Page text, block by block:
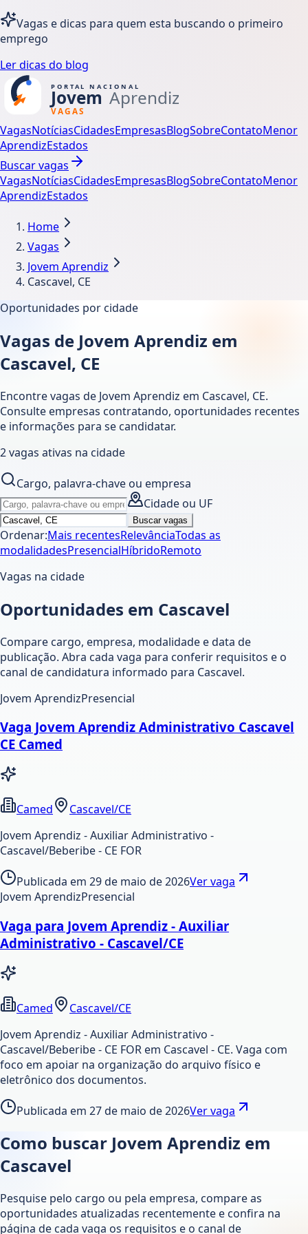
Vagas e dicas para quem esta buscando o primeiro
emprego
Ler dicas do blog
VagasNotíciasCidadesEmpresasBlogSobreContatoMenor
AprendizEstados
Buscar vagas
VagasNotíciasCidadesEmpresasBlogSobreContatoMenor
AprendizEstados
Home
Vagas
Jovem Aprendiz
Cascavel, CE
Oportunidades por cidade
Vagas de Jovem Aprendiz em
Cascavel, CE
Encontre vagas de Jovem Aprendiz em Cascavel, CE.
Consulte empresas contratando, oportunidades recentes
e informações para se candidatar.
2vagas ativas na cidade
Cargo, palavra-chave ou empresa
Cidade ou UF
Buscar vagas
Ordenar:Mais recentesRelevânciaTodas as
modalidadesPresencialHíbridoRemoto
Vagas na cidade
Oportunidades em Cascavel
Compare cargo, empresa, modalidade e data de
publicação. Abra cada vaga para conferir requisitos e o
canal de candidatura informado para Cascavel.
Jovem AprendizPresencial
Vaga Jovem Aprendiz Administrativo Cascavel
CE Camed
Camed
Cascavel/CE
Jovem Aprendiz - Auxiliar Administrativo -
Cascavel/Beberibe - CE FOR
Publicada em 29 de maio de 2026Ver vaga
Jovem AprendizPresencial
Vaga para Jovem Aprendiz - Auxiliar
Administrativo - Cascavel/CE
Camed
Cascavel/CE
Jovem Aprendiz - Auxiliar Administrativo -
Cascavel/Beberibe - CE FOR em Cascavel - CE. Vaga com
foco em apoiar na organização do arquivo físico e
eletrônico dos documentos.
Publicada em 27 de maio de 2026Ver vaga
Como buscar Jovem Aprendiz em
Cascavel
Pesquise pelo cargo ou pela empresa, compare as
oportunidades atualizadas recentemente e confira na
página de cada vaga os requisitos e o canal de